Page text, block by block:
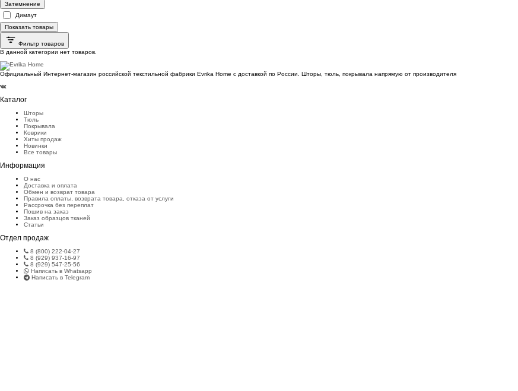
Затемнение
Димаут
Показать товары
Фильтр товаров
В данной категории нет товаров.
Официальный Интернет-магазин российской текстильной фабрики Evrika Home c доставкой по России. Шторы, тюль, покрывала напрямую от производителя
Каталог
Шторы
Тюль
Покрывала
Коврики
Хиты продаж
Новинки
Все товары
Информация
О нас
Доставка и оплата
Обмен и возврат товара
Правила оплаты, возврата товара, отказа от услуги
Рассрочка без переплат
Пошив на заказ
Заказ образцов тканей
Статьи
Отдел продаж
8 (800) 222-04-27
8 (929) 937-16-97
8 (929) 547-25-56
Написать в Whatsapp
Написать в Telegram